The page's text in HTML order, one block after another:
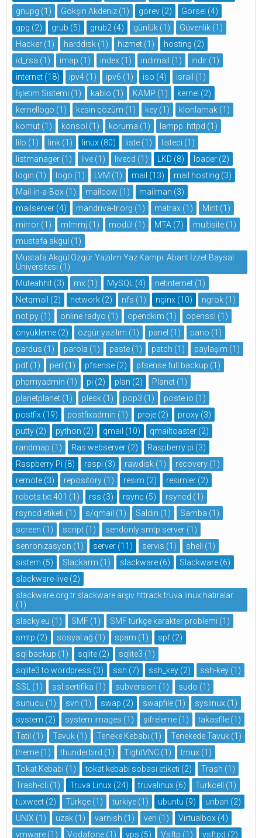
gnupg (1) Gökşin Akdeniz (1) görev (2) Görsel (4)
gpg (2) grub (5) grub2 (4) günlük (1) Güvenlik (1)
Hacker (1) harddisk (1) hizmet (1) hosting (2)
id_rsa (1) imap (1) index (1) indimail (1) indir (1)
internet (18) ipv4 (1) ipv6 (1) iso (4) israil (1)
İşletim Sistemi (1) kablo (1) KAMP (1) kernel (2)
kernellogo (1) kesin çözüm (1) key (1) klonlamak (1)
komut (1) konsol (1) koruma (1) lampp. httpd (1)
lilo (1) link (1) linux (80) liste (1) listeci (1)
listmanager (1) live (1) livecd (1) LKD (8) loader (2)
login (1) logo (1) LVM (1) mail (13) mail hosting (3)
Mail-in-a-Box (1) mailcow (1) mailman (3)
mailserver (4) mandriva-tr.org (1) matrax (1) Mint (1)
mirror (1) mlmmj (1) modül (1) MTA (7) multisite (1)
mustafa akgül (1)
Mustafa Akgül Özgür Yazılım Yaz Kampı. Abant İzzet Baysal
Üniversitesi (1)
Müteahhit (3) mx (1) MySQL (4) netinternet (1)
Netqmail (2) network (2) nfs (1) nginx (10) ngrok (1)
not.py (1) online radyo (1) opendkim (1) openssl (1)
önyükleme (2) özgür yazılım (1) panel (1) pano (1)
pardus (1) parola (1) paste (1) patch (1) paylaşım (1)
pdf (1) perl (1) pfsense (2) pfsense full backup (1)
phpmyadmin (1) pi (2) plan (2) Planet (1)
planetplanet (1) plesk (1) pop3 (1) poste.io (1)
postfix (19) postfixadmin (1) proje (2) proxy (3)
putty (2) python (2) qmail (10) qmailtoaster (2)
randmap (1) Ras webserver (2) Raspberry pi (3)
Raspberry Pi (8) raspi (3) rawdisk (1) recovery (1)
remote (3) repository (1) resim (2) resimler (2)
robots.txt 401 (1) rss (3) rsync (5) rsyncd (1)
rsyncd etiketi (1) s/qmail (1) Saldırı (1) Samba (1)
screen (1) script (1) sendonly smtp server (1)
senronizasyon (1) server (11) servis (1) shell
(1)
sistem (5) Slackarm (1) slackware (6) Slackware (6)
slackware-live (2)
slackware.org.tr slackware arşiv httrack truva linux hatıralar
(1)
slacky.eu (1) SMF (1) SMF türkçe karakter problemi (1)
smtp (2) sosyal ağ (1) spam (1) spf (2)
sql backup (1) sqlite (2) sqlite3 (1)
sqlite3 to wordpress (3) ssh (7) ssh_key (2) ssh-key (1)
SSL
(1) ssl sertifika (1) subversion (1) sudo (1)
sunucu (1) svn (1) swap (2) swapfile (1) syslinux (1)
system (2) system images (1) şifreleme (1) takasfile (1)
Tatil (1) Tavuk (1) Teneke Kebabı (1) Tenekede Tavuk (1)
theme (1) thunderbird (1) TightVNC (1) tmux (1)
Tokat Kebabı (1) tokat kebabı sobası etiketi (2) Trash (1)
Trash-cli (1) Truva Linux (24) truvalinux (6) Turkcell
(1)
tuxweet (2) Türkçe (1) türkiye (1) ubuntu (9) unban (2)
UNIX (1) uzak (1) varnish (1) veri (1) Virtualbox (4)
vmware (1) Vodafone (1) vps (5) Vsftp (1) vsftpd (2)